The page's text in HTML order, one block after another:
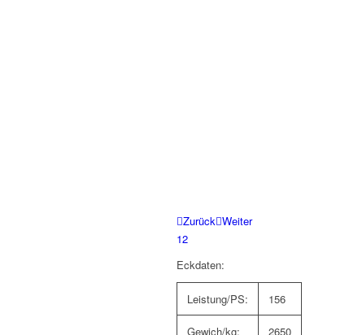
Zurück Weiter
12
Eckdaten:
Leistung/PS: 156
Gewich/kg: 2650